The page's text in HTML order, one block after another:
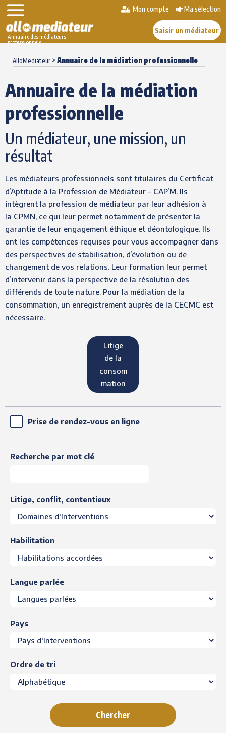
Annuaire des médiateurs
professionnels
Mon compte Ma sélection
Saisir un médiateur
AlloMediateur >Annuaire de la médiation professionnelle
Annuaire de la médiation
professionnelle
Un médiateur, une mission, un
résultat
Les médiateurs professionnels sont titulaires du Certificat
d’Aptitude à la Profession de Médiateur – CAP’M. Ils
intègrent la profession de médiateur par leur adhésion à
la CPMN, ce qui leur permet notamment de présenter la
garantie de leur engagement éthique et déontologique. Ils
ont les compétences requises pour vous accompagner dans
des perspectives de stabilisation, d’évolution ou de
changement de vos relations. Leur formation leur permet
d’intervenir dans la perspective de la résolution des
différends de toute nature. Pour la médiation de la
consommation, un enregistrement auprès de la CECMC est
nécessaire.
Litige
de la
consom
mation
Prise de rendez-vous en ligne
Recherche par mot clé
Litige, conflit, contentieux
Habilitation
Langue parlée
Pays
Ordre de tri